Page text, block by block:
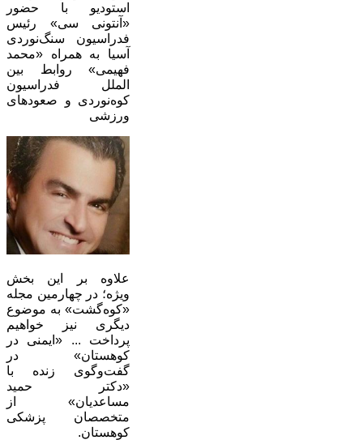
استودیو با حضور
«آنتونی سی» رئیس
فدراسیون سنگ‌نوردی
آسیا به همراه «محمد
فهیمی» روابط بین
الملل فدراسیون
کوه‌نوردی و صعودهای
ورزشی
علاوه بر این بخش
ویژه؛ در چهارمین مجله
«کوه‌گشت» به موضوع
دیگری نیز خواهیم
پرداخت ... «ایمنی در
کوهستان» در
گفت‌وگوی زنده با
«دکتر حمید
مساعدیان» از
متخصصان پزشکی
کوهستان.